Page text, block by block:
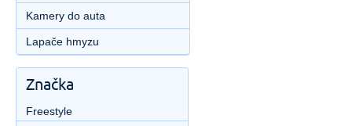
Kamery do auta
Lapače hmyzu
Značka
Freestyle